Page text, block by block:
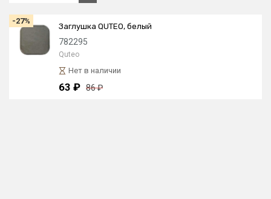
-27%
Заглушка QUTEO, белый
782295
Quteo
Нет в наличии
63 ₽ 86 ₽